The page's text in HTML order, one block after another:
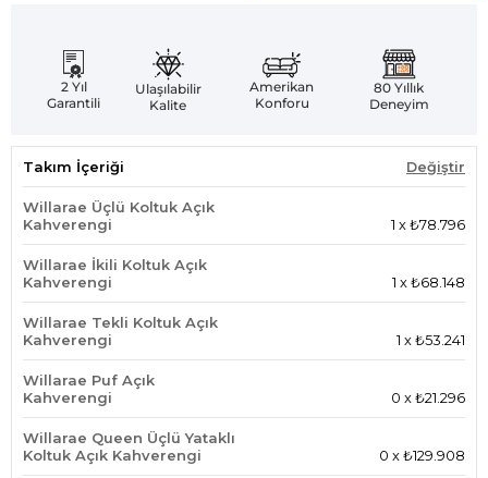
2 Yıl
Garantili
Ulaşılabilir
Kalite
Amerikan
Konforu
80 Yıllık
Deneyim
Takım İçeriği Değiştir
Willarae Üçlü Koltuk Açık
Kahverengi
1 x ₺78.796
Willarae İkili Koltuk Açık
Kahverengi
1 x ₺68.148
Willarae Tekli Koltuk Açık
Kahverengi
1 x ₺53.241
Willarae Puf Açık
Kahverengi
0 x ₺21.296
Willarae Queen Üçlü Yataklı
Koltuk Açık Kahverengi
0 x ₺129.908